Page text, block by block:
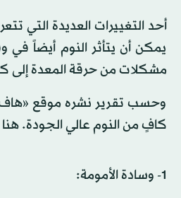
أحد التغييرات العديدة التي
يمكن أن يتأثر النوم أيضاً في
مشكلات من حرقة المعدة إلى
وحسب تقرير نشره موقع
كافٍ من النوم عالي الجودة. هنا 5
1- وسادة الأمومة: